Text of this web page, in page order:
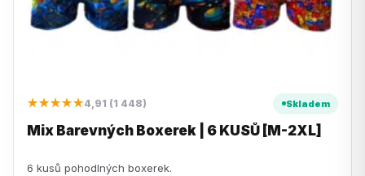
★★★★★4,91 (1 448) Skladem
Mix Barevných Boxerek | 6 KUSŮ [M-2XL]
6 kusů pohodlných boxerek.